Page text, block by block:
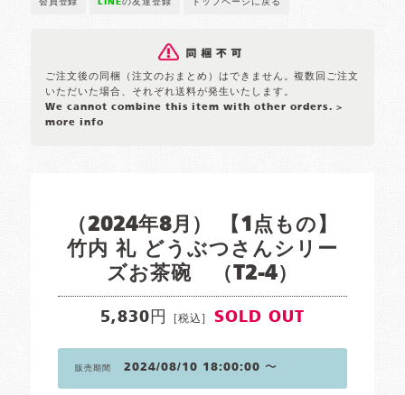
ご注文後の同梱（注文のおまとめ）はできません。複数回ご注文
いただいた場合、それぞれ送料が発生いたします。
We cannot combine this item with other orders. >
more info
（2024年8月） 【1点もの】
竹内 礼 どうぶつさんシリー
ズお茶碗 （T2-4）
5,830円 [税込] SOLD OUT
販売期間 2024/08/10 18:00:00 〜